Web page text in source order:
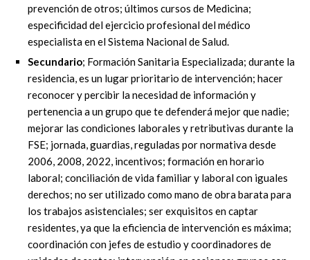
prevención de otros; últimos cursos de Medicina;
especificidad del ejercicio profesional del médico
especialista en el Sistema Nacional de Salud.
Secundario; Formación Sanitaria Especializada; durante la
residencia, es un lugar prioritario de intervención; hacer
reconocer y percibir la necesidad de información y
pertenencia a un grupo que te defenderá mejor que nadie;
mejorar las condiciones laborales y retributivas durante la
FSE; jornada, guardias, reguladas por normativa desde
2006, 2008, 2022, incentivos; formación en horario
laboral; conciliación de vida familiar y laboral con iguales
derechos; no ser utilizado como mano de obra barata para
los trabajos asistenciales; ser exquisitos en captar
residentes, ya que la eficiencia de intervención es máxima;
coordinación con jefes de estudio y coordinadores de